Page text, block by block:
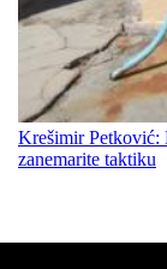
Krešimir Petković:
zanemarite taktiku